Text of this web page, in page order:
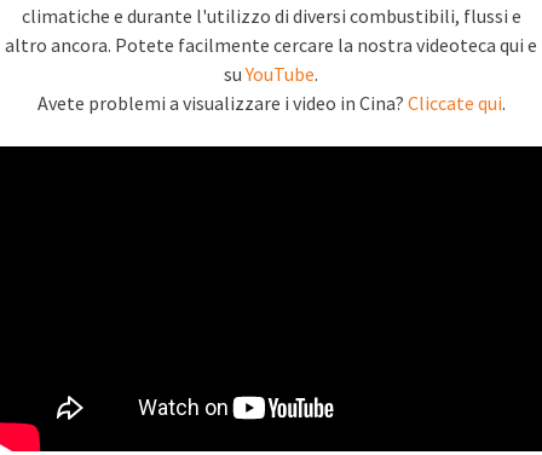
climatiche e durante l'utilizzo di diversi combustibili, flussi e
altro ancora. Potete facilmente cercare la nostra videoteca qui e
suYouTube.
Avete problemi a visualizzare i video in Cina? Cliccate qui.